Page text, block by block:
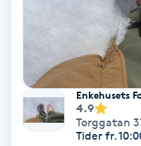
Diamantslipning
Enzympeeling
Enkehusets
4.9
Torggatan
Tider fr.